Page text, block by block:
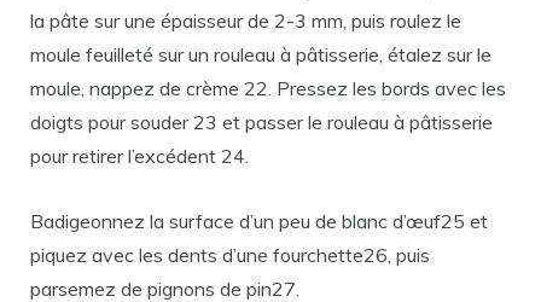
la pâte sur une épaisseur de 2-3 mm, puis roulez le
moule feuilleté sur un rouleau à pâtisserie, étalez sur le
moule, nappez de crème 22. Pressez les bords avec les
doigts pour souder 23 et passer le rouleau à pâtisserie
pour retirer l’excédent 24.
Badigeonnez la surface d’un peu de blanc d’œuf25 et
piquez avec les dents d’une fourchette26, puis
parsemez de pignons de pin27.